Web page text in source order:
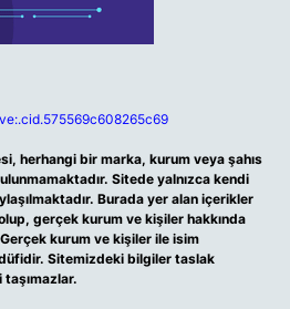
herhangi bir marka, kurum veya şahıs
Sitede yalnızca kendi
Burada yer alan içerikler
gerçek kurum ve kişiler hakkında
kurum ve kişiler ile isim
Sitemizdeki bilgiler taslak